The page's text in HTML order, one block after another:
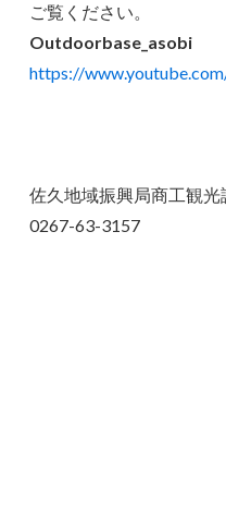
ご覧ください。
Outdoorbase_asobi
https://
佐久地域振興局商工観光
0267-63-3157